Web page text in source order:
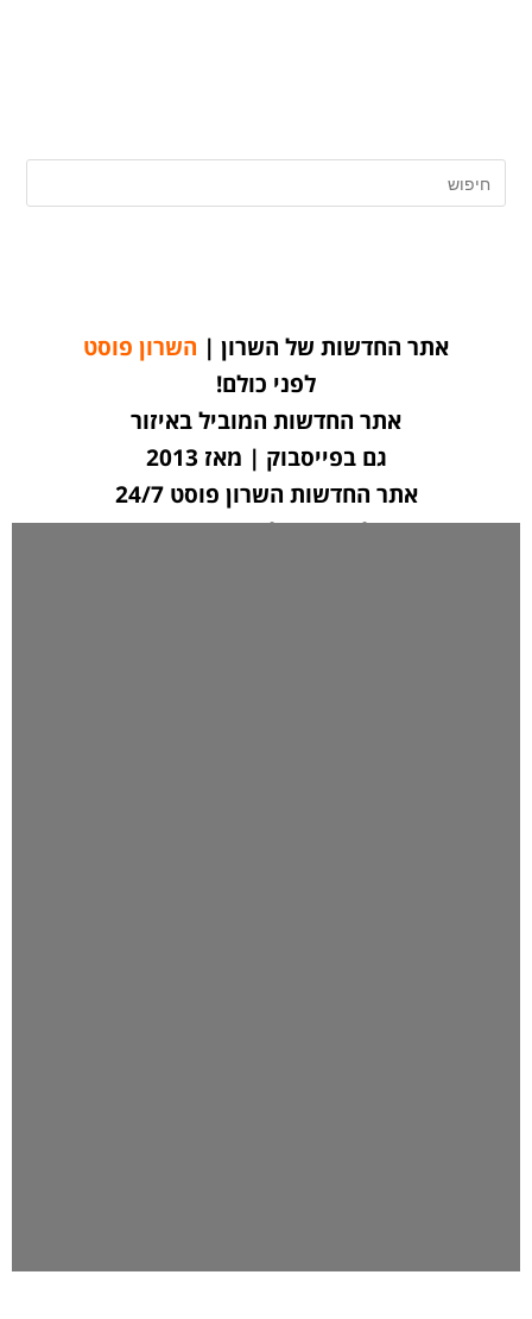
אתר החדשות של השרון | השרון פוסט
לפני כולם!
אתר החדשות המוביל באיזור
גם בפייסבוק | מאז 2013
אתר החדשות השרון פוסט 24/7
לחצו כאן ליצירת קשר